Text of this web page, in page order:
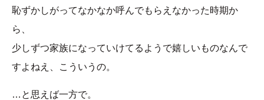
恥ずかしがってなかなか呼んでもらえなかった時期か
ら、
少しずつ家族になっていけてるようで嬉しいものなんで
すよねえ、こういうの。
…と思えば一方で。